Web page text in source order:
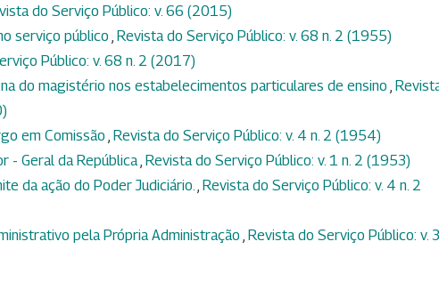
do Serviço Público: v. 66 (2015)
serviço público , Revista do Serviço Público: v. 68 n. 2 (1955)
Público: v. 68 n. 2 (2017)
do magistério nos estabelecimentos particulares de ensino ,
em Comissão , Revista do Serviço Público: v. 4 n. 2 (1954)
- Geral da República, Revista do Serviço Público: v. 1 n. 2 (1953)
da ação do Poder Judiciário., Revista do Serviço Público: v. 4 n. 2
pela Própria Administração , Revista do Serviço Público: v.